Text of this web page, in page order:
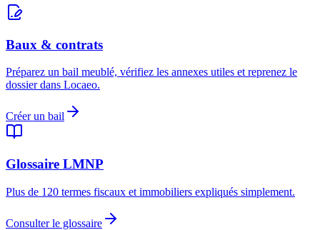
Baux & contrats
Préparez un bail meublé, vérifiez les annexes utiles et reprenez le
dossier dans Locaeo.
Créer un bail
Glossaire LMNP
Plus de 120 termes fiscaux et immobiliers expliqués simplement.
Consulter le glossaire